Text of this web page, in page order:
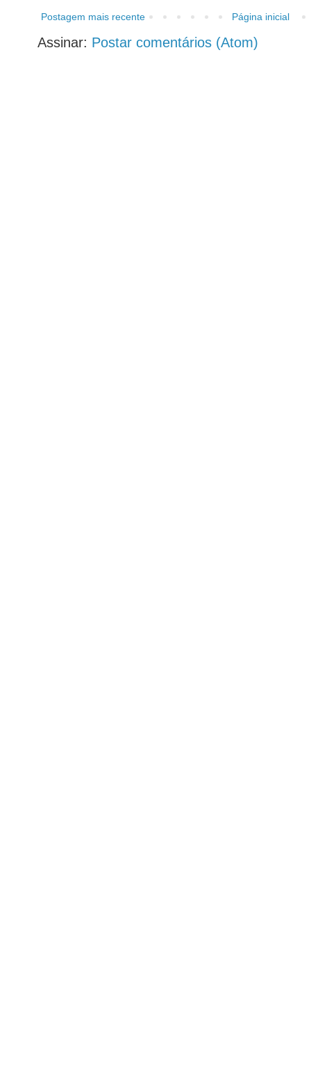
Postagem mais recente Página inicial
Assinar: Postar comentários (Atom)